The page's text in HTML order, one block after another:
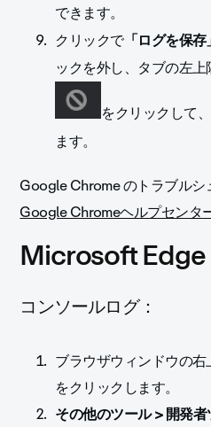
できます。
クリックで「ログを保存
ックを外し、タブの左上
をクリックして、
ます。
Google Chrome のトラブルシ
Google Chromeヘルプセンタ
Microsoft Edge
コンソールログ：
ブラウザウィンドウの
をクリックします。
その他のツール > 開発